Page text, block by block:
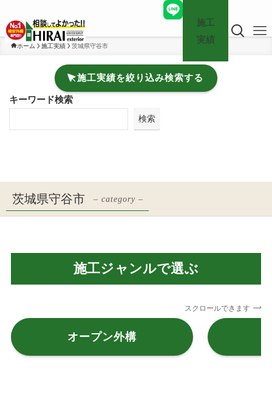
施工
実績
ホーム 施工実績 茨城県守谷市
施工実績を絞り込み検索する
キーワード検索
検索
茨城県守谷市 – category –
施工ジャンルで選ぶ
スクロールできます
オープン外構